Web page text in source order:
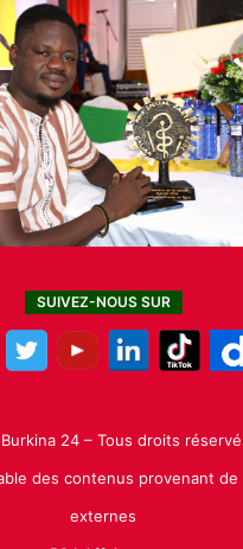
SUIVEZ-NOUS SUR
24 – Tous droits
des contenus provenant
externes